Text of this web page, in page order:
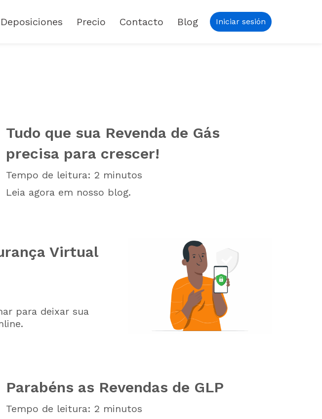
Deposiciones Precio Contacto Blog Iniciar sesión
Tudo que sua Revenda de Gás
precisa para crescer!
Tempo de leitura:2 minutos
Leia agora em nosso blog.
Virtual
para deixar sua
Parabéns as Revendas de GLP
Tempo de leitura:2 minutos